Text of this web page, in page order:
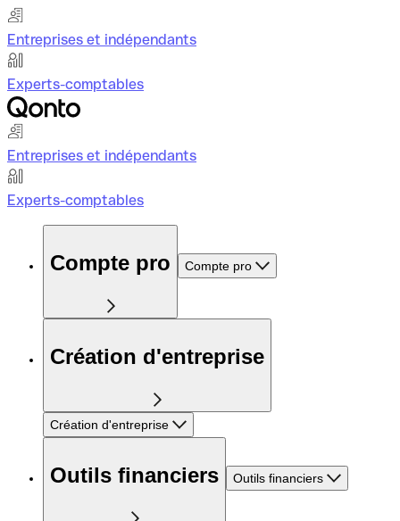
Entreprises et indépendants
Experts-comptables
Entreprises et indépendants
Experts-comptables
Compte pro Compte pro
Création d'entreprise
Création d'entreprise
Outils financiers Outils financiers